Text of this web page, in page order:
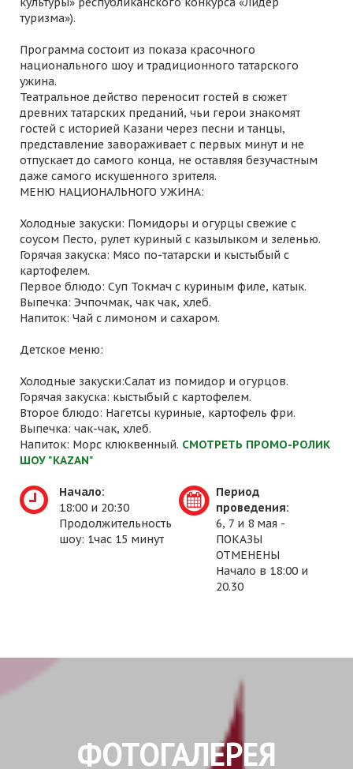
туризма»).
Программа состоит из показа красочного
национального шоу и традиционного татарского
ужина.
Театральное действо переносит гостей в сюжет
древних татарских преданий, чьи герои знакомят
гостей с историей Казани через песни и танцы,
представление завораживает с первых минут и не
отпускает до самого конца, не оставляя безучастным
даже самого искушенного зрителя.
МЕНЮ НАЦИОНАЛЬНОГО УЖИНА:
Холодные закуски: Помидоры и огурцы свежие с
соусом Песто, рулет куриный с казылыком и зеленью.
Горячая закуска: Мясо по-татарски и кыстыбый с
картофелем.
Первое блюдо: Суп Токмач с куриным филе, катык.
Выпечка: Эчпочмак, чак чак, хлеб.
Напиток: Чай с лимоном и сахаром.
Детское меню:
Холодные закуски:Салат из помидор и огурцов.
Горячая закуска: кыстыбый с картофелем.
Второе блюдо: Нагетсы куриные, картофель фри.
Выпечка: чак-чак, хлеб.
Напиток: Морс клюквенный. СМОТРЕТЬ ПРОМО-РОЛИК
ШОУ "KAZAN"
Начало:
18:00 и 20:30
Продолжительность
шоу: 1час 15 минут
Период
проведения:
6, 7 и 8 мая -
ПОКАЗЫ
ОТМЕНЕНЫ
Начало в 18:00 и
20.30
ФОТОГАЛЕРЕЯ